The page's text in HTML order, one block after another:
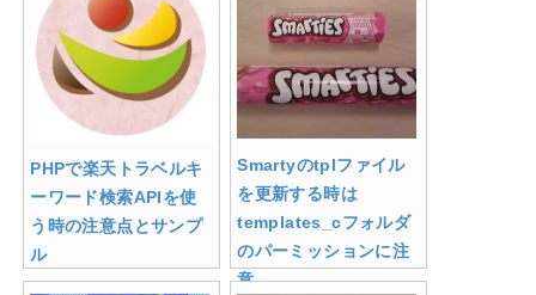
PHPで楽天トラベルキ
ーワード検索APIを使
う時の注意点とサンプ
ル
Smartyのtplファイル
を更新する時は
templates_cフォルダ
のパーミッションに注
意